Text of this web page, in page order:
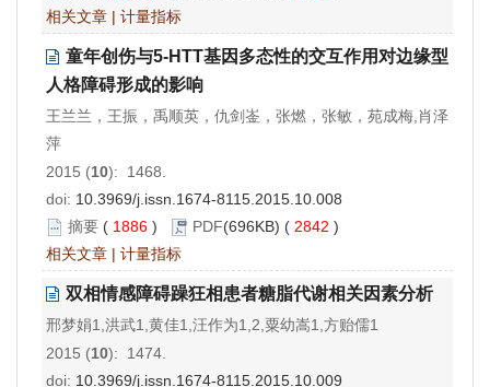
相关文章 | 计量指标
童年创伤与5-HTT基因多态性的交互作用对边缘型
人格障碍形成的影响
王兰兰，王振，禹顺英，仇剑崟，张燃，张敏，苑成梅,肖泽
萍
2015 (10): 1468.
doi: 10.3969/j.issn.1674-8115.2015.10.008
摘要 ( 1886 ) PDF(696KB) ( 2842 )
相关文章 | 计量指标
双相情感障碍躁狂相患者糖脂代谢相关因素分析
邢梦娟1,洪武1,黄佳1,汪作为1,2,粟幼嵩1,方贻儒1
2015 (10): 1474.
doi: 10.3969/j.issn.1674-8115.2015.10.009